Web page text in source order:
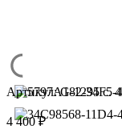
Артикул:G-1295 c. 4
4 400₽